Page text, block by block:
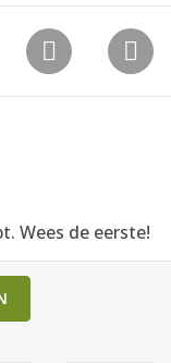
Wees de eerste!